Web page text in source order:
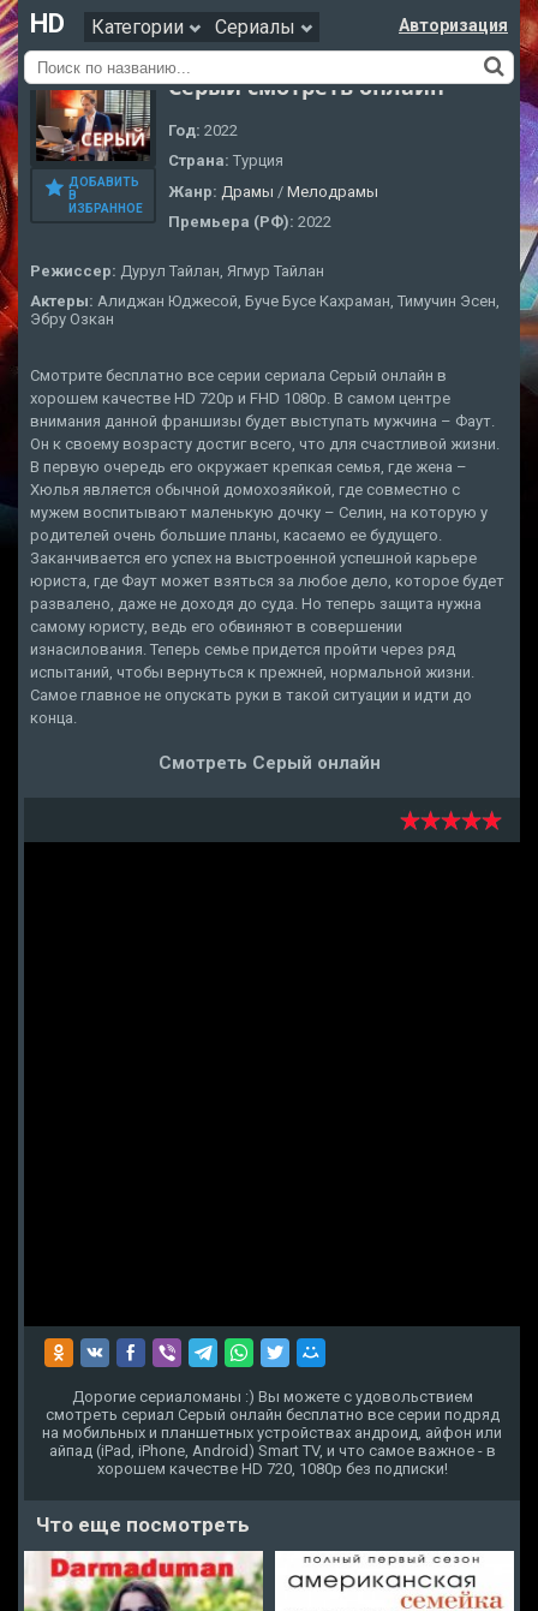
HD Категории Сериалы Авторизация
ДОБАВИТЬ
В
ИЗБРАННОЕ
Серый смотреть онлайн
Год: 2022
Страна: Турция
Жанр: Драмы / Мелодрамы
Премьера (РФ): 2022
Режиссер: Дурул Тайлан, Ягмур Тайлан
Актеры: Алиджан Юджесой, Буче Бусе Кахраман, Тимучин Эсен,
Эбру Озкан
Смотрите бесплатно все серии сериала Серый онлайн в
хорошем качестве HD 720p и FHD 1080p. В самом центре
внимания данной франшизы будет выступать мужчина – Фаут.
Он к своему возрасту достиг всего, что для счастливой жизни.
В первую очередь его окружает крепкая семья, где жена –
Хюлья является обычной домохозяйкой, где совместно с
мужем воспитывают маленькую дочку – Селин, на которую у
родителей очень большие планы, касаемо ее будущего.
Заканчивается его успех на выстроенной успешной карьере
юриста, где Фаут может взяться за любое дело, которое будет
развалено, даже не доходя до суда. Но теперь защита нужна
самому юристу, ведь его обвиняют в совершении
изнасилования. Теперь семье придется пройти через ряд
испытаний, чтобы вернуться к прежней, нормальной жизни.
Самое главное не опускать руки в такой ситуации и идти до
конца.
Смотреть Серый онлайн
Дорогие сериаломаны :) Вы можете с удовольствием
смотреть сериал Серый онлайн бесплатно все серии подряд
на мобильных и планшетных устройствах андроид, айфон или
айпад (iPad, iPhone, Android) Smart TV, и что самое важное - в
хорошем качестве HD 720, 1080p без подписки!
Что еще посмотреть